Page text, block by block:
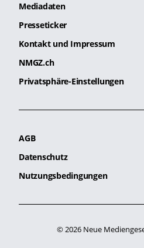
Mediadaten
Presseticker
Kontakt und Impressum
NMGZ.ch
Privatsphäre-Einstellungen
AGB
Datenschutz
Nutzungsbedingungen
© 2026 Neue